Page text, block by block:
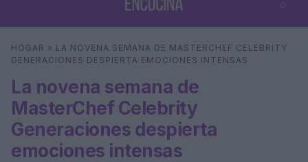
⌕
Buscar ⌕ ×
HOGAR » LA NOVENA SEMANA DE MASTERCHEF CELEBRITY
GENERACIONES DESPIERTA EMOCIONES INTENSAS
La novena semana de
MasterChef Celebrity
Generaciones despierta
emociones intensas